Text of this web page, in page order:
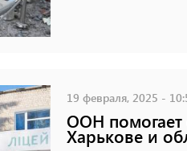
19 февраля, 2025 -
ООН помогает
Харькове и